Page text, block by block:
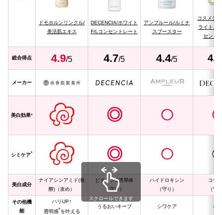
ドモホルンリンクル/
美活肌エキス
DECENCIA/ホワイト
F/Lコンセントレート
アンプルール/ルミナ
スブースター
コスメデ
ライトニ
セント
総合得点 4.9/5 4.7/5 4.4/5 4.1
メーカー
美白効果* ◎ ◯
シミケア* ◎ ◯
美白成分
ナイアシンアミド(発
酵)（攻め）
ビタミンC誘導体
（守り）
ハイドロキシン
（守り）
コウ
（守
その他機
能
ハリUP↑
透明感*を叶える
うるおいキープ シワケア な
スクロールできます